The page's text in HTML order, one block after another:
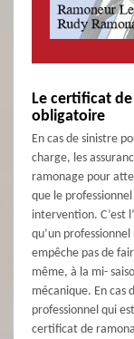
Le certificat
obligatoire
En cas de sinistre
charge, les
ramonage pour
que le
intervention. C’est
qu’un
empêche pas de
même, à la mi-
mécanique. En
professionnel qui
certificat de